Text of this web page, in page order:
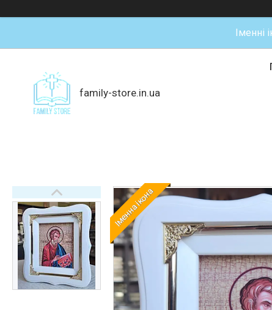
Іменні
family-store.in.ua
Іменна ікона